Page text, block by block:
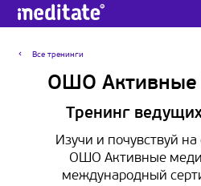
Все тренинги
ОШО Активные
Тренинг
Изучи и почувствуй
ОШО Активные
международный